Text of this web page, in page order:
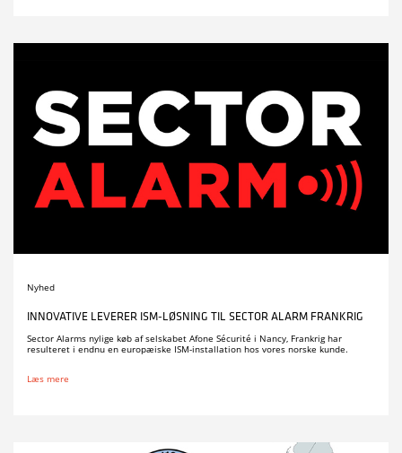
Nyhed
INNOVATIVE LEVERER ISM-LØSNING TIL SECTOR ALARM FRANKRIG
Sector Alarms nylige køb af selskabet Afone Sécurité i Nancy, Frankrig har
resulteret i endnu en europæiske ISM-installation hos vores norske kunde.
Læs mere